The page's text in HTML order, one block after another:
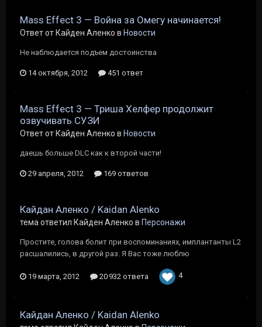
Mass Effect 3 — Война за Омегу начинается!
Ответ от Кайден Аленко в Новости
Не наблюдается подъем достоинства
14 октября, 2012 451 ответ
Mass Effect 3 — Триша Хелфер продолжит
озвучивать СУЗИ
Ответ от Кайден Аленко в Новости
даешь больше DLC как к второй части!
29 апреля, 2012 169 ответов
Кайдан Аленко / Kaidan Alenko
тема ответил Кайден Аленко в Персонажи
Простите, голова болит при воспоминаниях, имплантанты L2
расшалились, в другой раз. Я Вас тоже люблю
19 марта, 2012 20 932 ответа 4
Кайдан Аленко / Kaidan Alenko